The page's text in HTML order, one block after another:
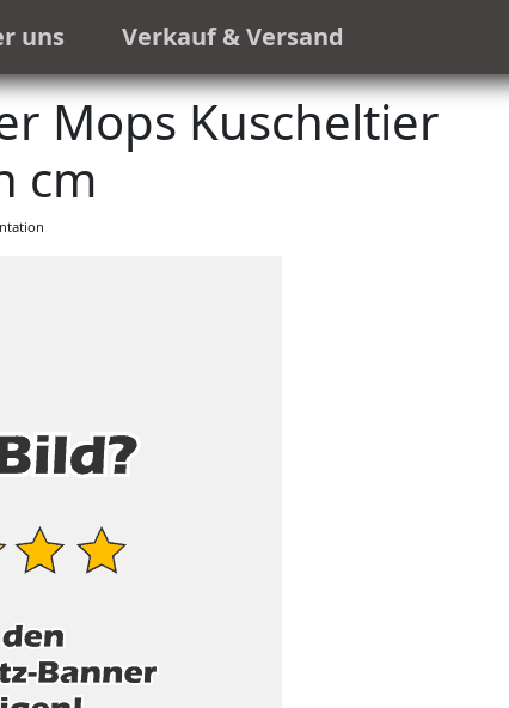
uns Verkauf & Versand
Mops Kuscheltier
cm